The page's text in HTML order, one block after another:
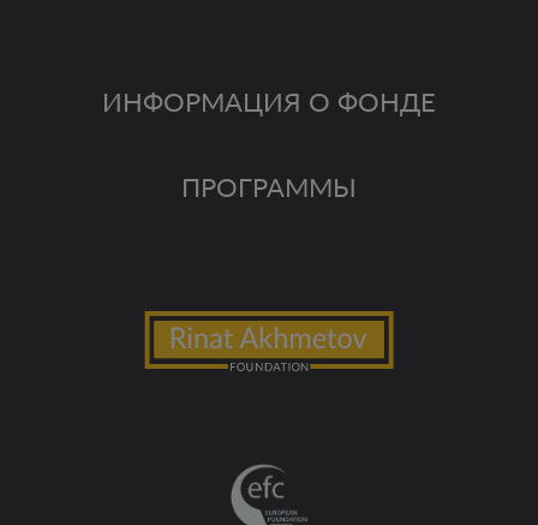
ИНФОРМАЦИЯ О ФОНДЕ
ПРОГРАММЫ